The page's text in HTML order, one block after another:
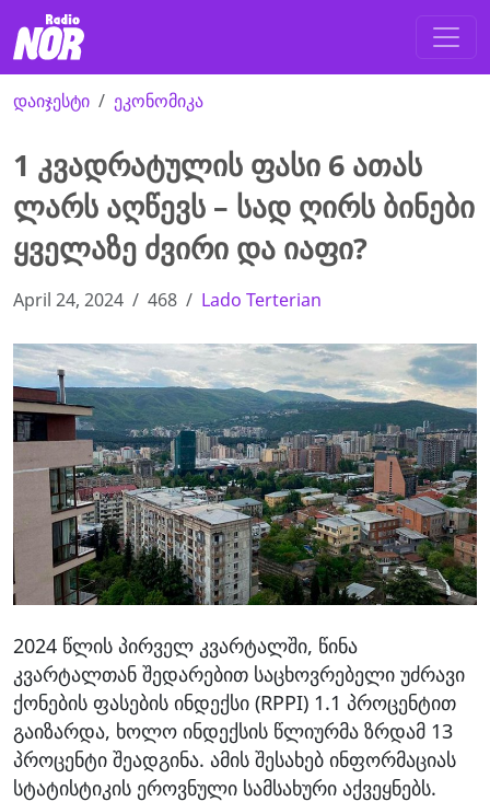
დაიჯესტი ეკონომიკა
1 კვადრატულის ფასი 6 ათას
ლარს აღწევს – სად ღირს ბინები
ყველაზე ძვირი და იაფი?
April 24, 2024 468 Lado Terterian
2024 წლის პირველ კვარტალში, წინა
კვარტალთან შედარებით საცხოვრებელი უძრავი
ქონების ფასების ინდექსი (RPPI) 1.1 პროცენტით
გაიზარდა, ხოლო ინდექსის წლიურმა ზრდამ 13
პროცენტი შეადგინა. ამის შესახებ ინფორმაციას
სტატისტიკის ეროვნული სამსახური აქვეყნებს.